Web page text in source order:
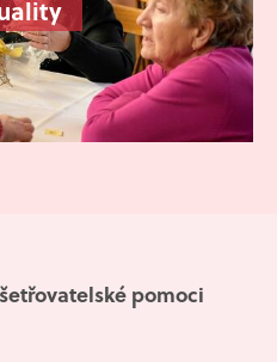
pomoci